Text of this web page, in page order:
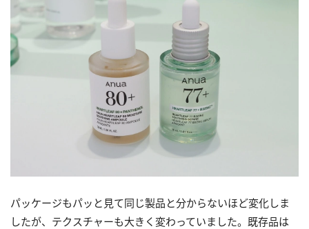
パッケージもパッと見て同じ製品と分からないほど変化しま
したが、テクスチャーも大きく変わっていました。既存品は